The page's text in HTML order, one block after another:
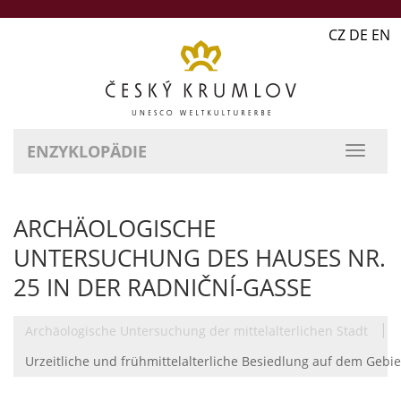
CZ DE EN
ENZYKLOPÄDIE
ARCHÄOLOGISCHE
UNTERSUCHUNG DES HAUSES NR.
25 IN DER RADNIČNÍ-GASSE
Archäologische Untersuchung der mittelalterlichen Stadt |
Urzeitliche und frühmittelalterliche Besiedlung auf dem